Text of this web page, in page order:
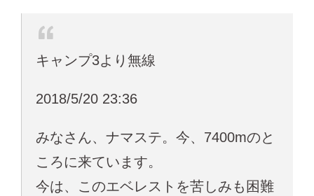
キャンプ3より無線
2018/5/20 23:36
みなさん、ナマステ。今、7400mのと
ころに来ています。
今は、このエベレストを苦しみも困難